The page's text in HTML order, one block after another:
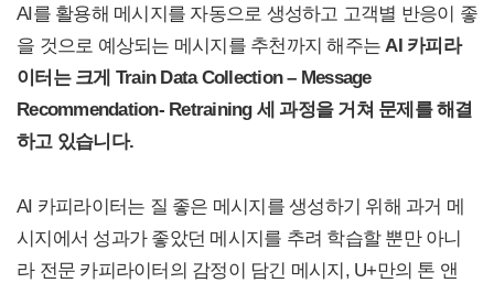
AI를 활용해 메시지를 자동으로 생성하고 고객별 반응이 좋
을 것으로 예상되는 메시지를 추천까지 해주는AI 카피라
이터는 크게 Train Data Collection – Message
Recommendation- Retraining 세 과정을 거쳐 문제를 해결
하고 있습니다.
AI 카피라이터는 질 좋은 메시지를 생성하기 위해 과거 메
시지에서 성과가 좋았던 메시지를 추려 학습할 뿐만 아니
라 전문 카피라이터의 감정이 담긴 메시지, U+만의 톤 앤